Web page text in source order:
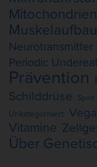
Mitochondrien
Neurotransmitter
Periodic
Prävention
Schilddrüse Sport
Unkategorisiert
Vitamine
Über